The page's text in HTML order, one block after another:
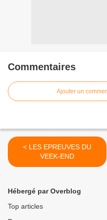
Commentaires
Ajouter un
< LES EPREUVES DU
VEEK-END
Hébergé par Overblog
Top articles